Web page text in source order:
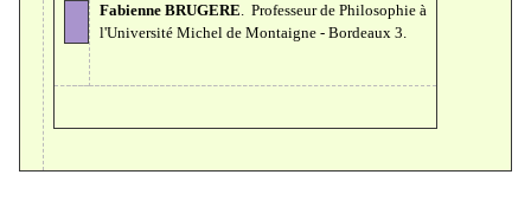
Fabienne BRUGERE. Professeur de Philosophie à
l'Université Michel de Montaigne - Bordeaux 3.